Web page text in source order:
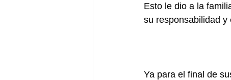
Esto le dio a la
su responsabilidad y
Ya para el final de